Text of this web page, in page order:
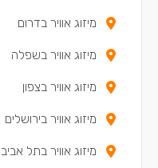
מיזוג אוויר בדרום
מיזוג אוויר בשפלה
מיזוג אוויר בצפון
מיזוג אוויר בירושלים
מיזוג אוויר בתל אביב